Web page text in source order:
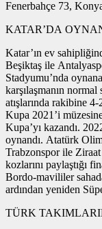
Fenerbahçe 73,
KATAR’DA
Katar’ın ev
Beşiktaş ile
Stadyumu’nda
karşılaşmanın
atışlarında rakibine
Kupa 2021’i
Kupa’yı kazandı.
oynandı. Atatürk
Trabzonspor ile
kozlarını paylaştığı
Bordo-mavililer
ardından yeniden
TÜRK